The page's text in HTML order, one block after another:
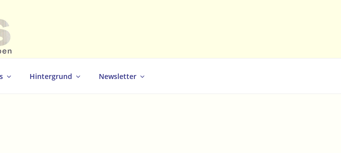
Hintergrund Newsletter